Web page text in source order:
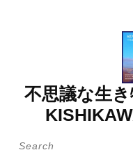
不思議な生